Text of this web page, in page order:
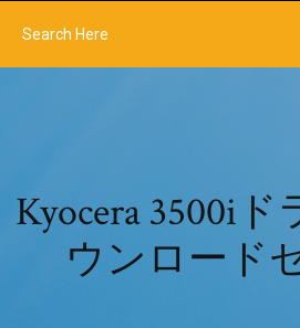
Kyocera 3500i
ウンロード